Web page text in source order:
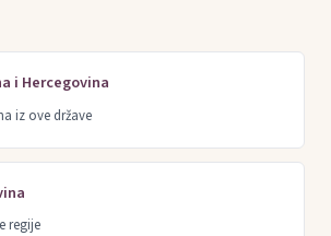
i Hercegovina
iz ove države
regije